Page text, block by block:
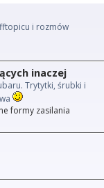
i rozmów
inaczej
Trytytki, śrubki i
formy zasilania